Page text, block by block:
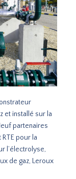
et installé sur la
partenaires
pour la
l’électrolyse,
de gaz, Leroux